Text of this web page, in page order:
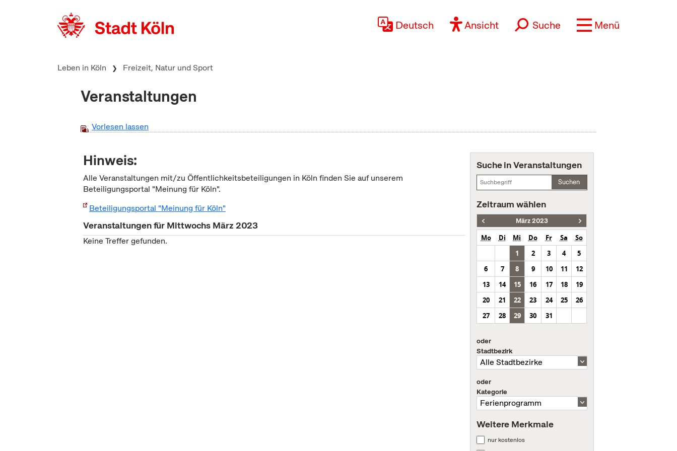
Deutsch Ansicht Suche Menü
Leben in Köln Freizeit, Natur und Sport
Veranstaltungen
Vorlesen lassen
Hinweis:
Alle Veranstaltungen mit/zu Öffentlichkeitsbeteiligungen in Köln finden Sie auf unserem
Beteiligungsportal "Meinung für Köln".
Beteiligungsportal "Meinung für Köln"
Veranstaltungen für Mittwochs März 2023
Keine Treffer gefunden.
Suche in Veranstaltungen
Suchen
Zeitraum wählen
März 2023
Mo Di Mi Do Fr Sa
So
1
2 3 4
5
6
7 8 9 10 11
12
13
14 15 16 17 18
19
20
21 22 23 24 25
26
27
28 29 30 31
oder
Stadtbezirk
oder
Kategorie
Weitere Merkmale
nur kostenlos